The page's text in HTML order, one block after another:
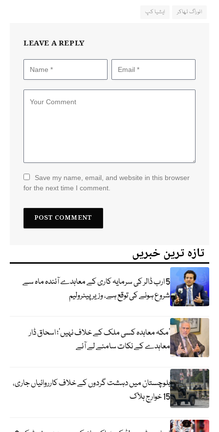
انوراگ ٹھاکر ایشیا کپ
LEAVE A REPLY
Save my name, email, and website in this browser
for the next time I comment.
تازہ ترین خبریں
5 ارب ڈالر کی سرمایہ کاری کے معاہدے آئندہ ماہ سے
شروع ہونے کی توقع ہے، وزیر پیٹرولیم
‘مکہ معاہدہ کسی ملک کے خلاف نہیں’؛ اسحاق ڈار
معاہدے کے نکات سامنے لے آئے
بلوچستان میں دہشت گردوں کے خلاف کارروائیاں جاری،
15 خوارج ہلاک